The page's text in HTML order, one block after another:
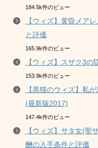
184.5k件のビュー
【ウィズ】黄昏メア
と評価
165.9k件のビュー
【ウィズ】スザク3
153.9k件のビュー
【黒猫のウィズ】私
(最新版2017)
147.4k件のビュー
【ウィズ】サタ女(聖
酬の入手条件と評価